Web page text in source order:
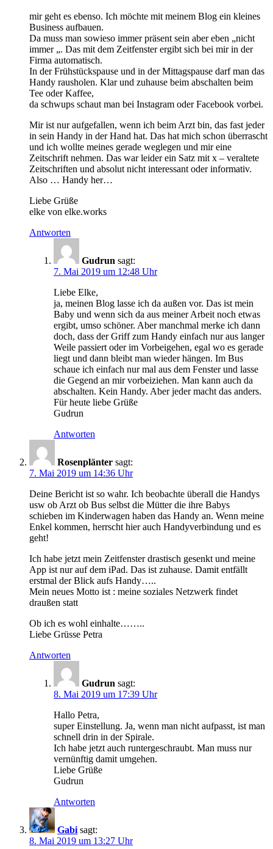
mir geht es ebenso. Ich möchte mit meinem Blog ein kleines
Business aufbauen.
Da muss man sowieso immer präsent sein aber eben „nicht
immer „. Das mit dem Zeitfenster ergibt sich bei mir in der
Firma automatisch.
In der Frühstückspause und in der Mittagspause darf man das
Handy rausholen. Klar und zuhause beim abschalten beim
Tee oder Kaffee,
da schwups schaut man bei Instagram oder Facebook vorbei.
Mir ist nur aufgefallen, wenn ich beim Arzt bin, das fast jeder
in sein Handy in der Hand hat. Das hat mich schon überrascht
und ich wollte meines gerade weglegen und mir eine
Zeitschrift nehmen. Das war leider ein Satz mit x – veraltete
Zeitschriften und absolut nicht interessant oder informativ.
Also … Handy her…
Liebe Grüße
elke von elke.works
Antworten
Gudrun sagt:
7. Mai 2019 um 12:48 Uhr
Liebe Elke,
ja, meinen Blog lasse ich da außen vor. Das ist mein
Baby und wenn sich da aus meiner Arbeit noch etwas
ergibt, umso schöner. Aber manchmal merke ich dann
doch, dass der Griff zum Handy einfach nur aus langer
Weile passiert oder im Vorbeigehen, egal wo es gerade
liegt und dann bleibt man wieder hängen. Im Bus
schaue ich einfach nur mal aus dem Fenster und lasse
die Gegend an mir vorbeiziehen. Man kann auch da
abschalten. Kein Handy. Aber jeder macht das anders.
Für heute liebe Grüße
Gudrun
Antworten
Rosenplänter sagt:
7. Mai 2019 um 14:36 Uhr
Deine Bericht ist so wahr. Ich beobachte überall die Handys
usw ob Arzt ob Bus selbst die Mütter die ihre Babys
schieben im Kinderwagen haben das Handy an. Wenn meine
Enkel kommen, herrscht hier auch Handyverbindung und es
geht!
Ich habe jetzt mein Zeitfenster drastisch gesenkt und meine
App ist nur auf dem iPad. Das ist zuhause. Damit entfällt
erstmal der Blick aufs Handy…..
Mein neues Motto ist : meine soziales Netzwerk findet
draußen statt
Ob ich es wohl einhalte……..
Liebe Grüsse Petra
Antworten
Gudrun sagt:
8. Mai 2019 um 17:39 Uhr
Hallo Petra,
super Einstellung. Ja, wenn man nicht aufpasst, ist man
schnell drin in der Spirale.
Ich habe jetzt auch runtergeschraubt. Man muss nur
vernünftig damit umgehen.
Liebe Grüße
Gudrun
Antworten
Gabi sagt:
8. Mai 2019 um 13:27 Uhr